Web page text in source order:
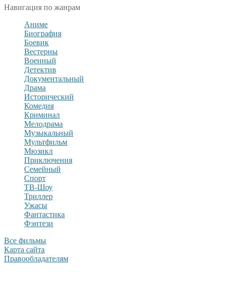
Навигация по жанрам
Аниме
Биография
Боевик
Вестерны
Военный
Детектив
Документальный
Драма
Исторический
Комедия
Криминал
Мелодрама
Музыкальный
Мультфильм
Мюзикл
Приключения
Семейный
Спорт
ТВ-Шоу
Триллер
Ужасы
Фантастика
Фэнтези
Все фильмы
Карта сайта
Правообладателям